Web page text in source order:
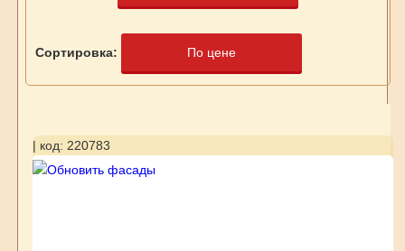
Сортировка: По цене
| код: 220783